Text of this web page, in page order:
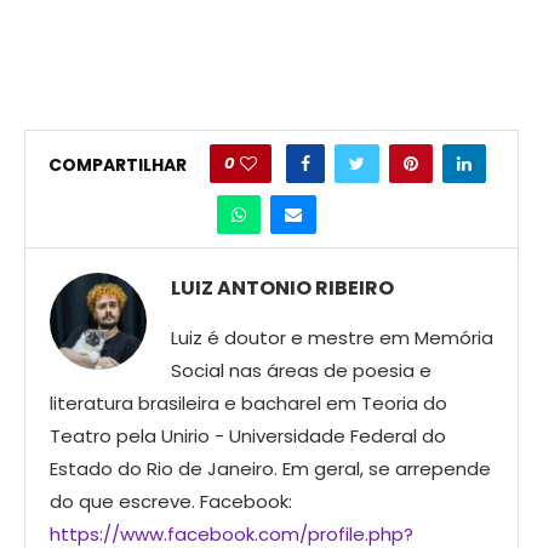
COMPARTILHAR 0
LUIZ ANTONIO RIBEIRO
Luiz é doutor e mestre em Memória
Social nas áreas de poesia e
literatura brasileira e bacharel em Teoria do
Teatro pela Unirio - Universidade Federal do
Estado do Rio de Janeiro. Em geral, se arrepende
do que escreve. Facebook:
https://www.facebook.com/profile.php?